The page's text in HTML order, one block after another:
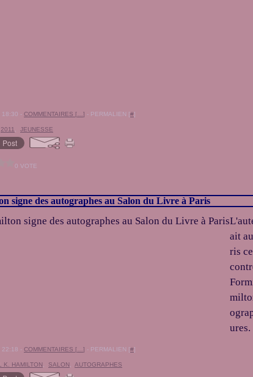
18:30 - COMMENTAIRES [ ] - PERMALIEN [#]
2011 JEUNESSE
0 VOTE
signe des autographes au Salon du Livre à Paris
ait
ris
ures.
22:18 - COMMENTAIRES [ ] - PERMALIEN [#]
K. HAMILTON SALON AUTOGRAPHES